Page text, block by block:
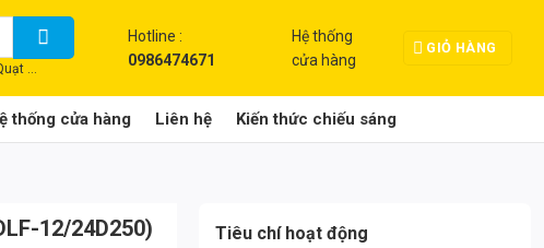
...
Hotline :
0986474671
Hệ thống
cửa hàng
GIỎ HÀNG
thống cửa hàng Liên hệ Kiến thức chiếu sáng
12/24D250) Tiêu chí hoạt động